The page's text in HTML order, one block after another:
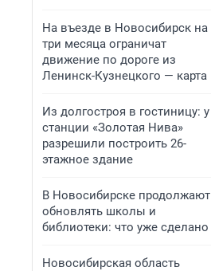
На въезде в Новосибирск на
три месяца ограничат
движение по дороге из
Ленинск-Кузнецкого — карта
Из долгостроя в гостиницу: у
станции «Золотая Нива»
разрешили построить 26-
этажное здание
В Новосибирске продолжают
обновлять школы и
библиотеки: что уже сделано
Новосибирская область